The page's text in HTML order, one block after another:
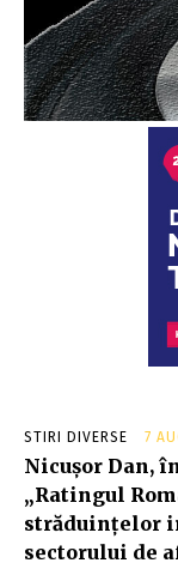
STIRI DIVERSE 7
Nicușor Dan,
„Ratingul
străduințelor
sectorului de